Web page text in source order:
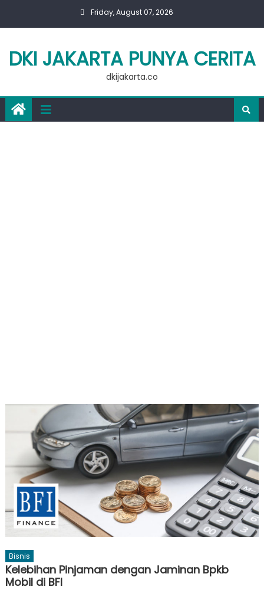
Friday, August 07, 2026
DKI JAKARTA PUNYA CERITA
dkijakarta.co
Bisnis
Kelebihan Pinjaman dengan Jaminan Bpkb
Mobil di BFI